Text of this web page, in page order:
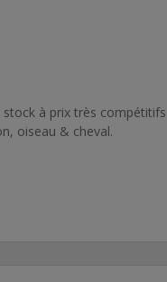
à prix très compétitifs
oiseau & cheval.